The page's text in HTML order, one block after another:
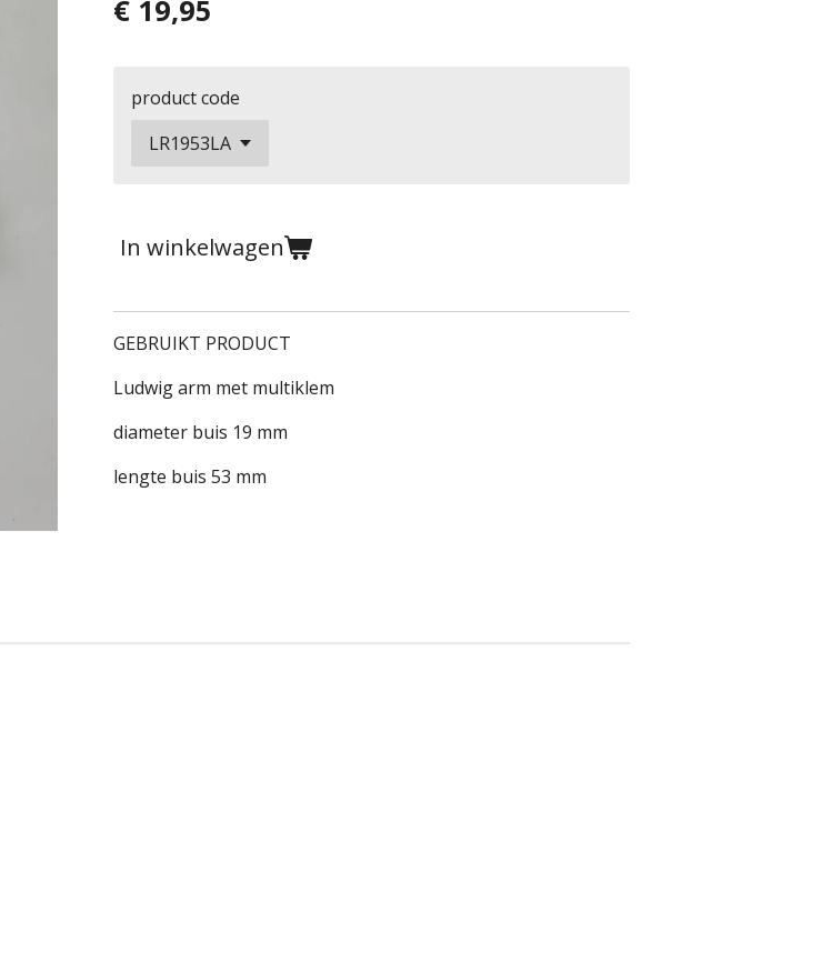
€ 19,95
product code
In winkelwagen
GEBRUIKT PRODUCT
Ludwig arm met multiklem
diameter buis 19 mm
lengte buis 53 mm